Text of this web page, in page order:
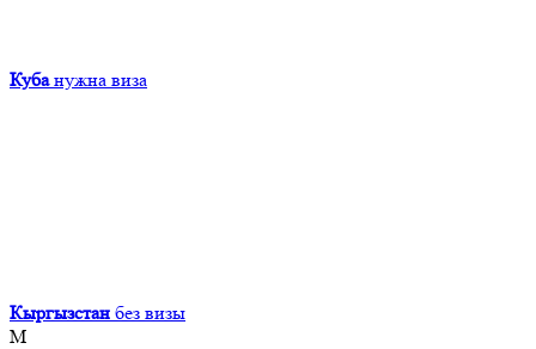
Куба нужна виза
Кыргызcтан без визы
М